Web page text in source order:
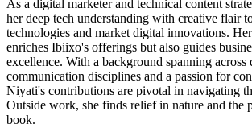
As a digital marketer and technical content
her deep tech understanding with creative flair
technologies and market digital innovations.
enriches Ibiixo's offerings but also guides
excellence. With a background spanning across
communication disciplines and a passion for
Niyati's contributions are pivotal in navigating
Outside work, she finds relief in nature and the
book.